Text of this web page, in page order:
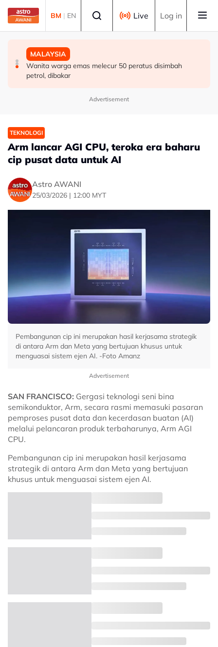
Skip to main content
BM | EN Live Log in
MALAYSIA
Berita tempatan pilihan sepanjang hari ini
DUNIA
Singapura sambut Hari Kebangsaan ke-61, NDP kembali
ke Stadium Negara
MALAYSIA
Wanita warga emas melecur 50 peratus disimbah
petrol, dibakar
Advertisement
TEKNOLOGI
Arm lancar AGI CPU, teroka era baharu
cip pusat data untuk AI
Astro AWANI
25/03/2026 | 12:00 MYT
Pembangunan cip ini merupakan hasil kerjasama strategik
di antara Arm dan Meta yang bertujuan khusus untuk
menguasai sistem ejen AI. -Foto Amanz
Advertisement
SAN FRANCISCO: Gergasi teknologi seni bina
semikonduktor, Arm, secara rasmi memasuki pasaran
pemproses pusat data dan kecerdasan buatan (AI)
melalui pelancaran produk terbaharunya, Arm AGI
CPU.
Pembangunan cip ini merupakan hasil kerjasama
strategik di antara Arm dan Meta yang bertujuan
khusus untuk menguasai sistem ejen AI.